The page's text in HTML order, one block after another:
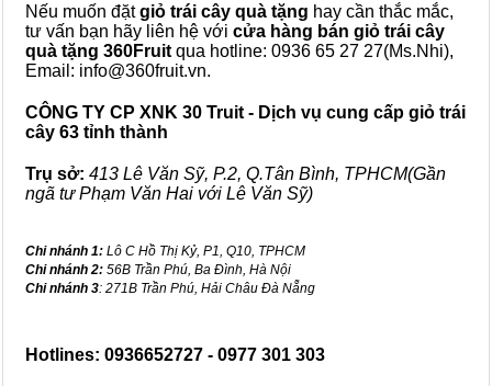
Nếu muốn đặtgiỏ trái cây quà tặng hay cần thắc mắc,
tư vấn bạn hãy liên hệ với cửa hàng bán giỏ trái cây
quà tặng 360Fruit qua hotline: 0936 65 27 27(Ms.Nhi),
Email: info@360fruit.vn.
CÔNG TY CP XNK 30 Truit - Dịch vụ cung cấp giỏ trái
cây 63 tỉnh thành
Trụ sở: 413 Lê Văn Sỹ, P.2, Q.Tân Bình, TPHCM(Gần
ngã tư Phạm Văn Hai với Lê Văn Sỹ)
Chi nhánh 1: Lô C Hồ Thị Kỷ, P1, Q10, TPHCM
Chi nhánh 2: 56B Trần Phú, Ba Đình, Hà Nội
Chi nhánh 3: 271B Trần Phú, Hải Châu Đà Nẵng
Hotlines: 0936652727 - 0977 301 303